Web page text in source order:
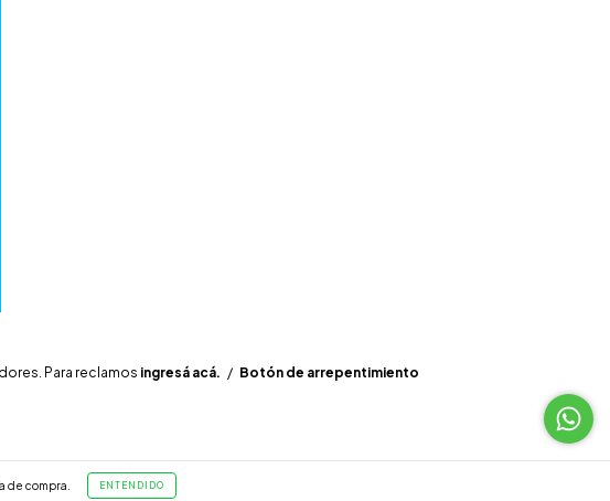
de compra. ENTENDIDO
Para reclamos ingresá acá. / Botón de arrepentimiento